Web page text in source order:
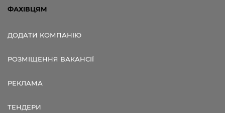
ФАХІВЦЯМ
ДОДАТИ КОМПАНІЮ
РОЗМІЩЕННЯ ВАКАНСІЇ
РЕКЛАМА
ТЕНДЕРИ